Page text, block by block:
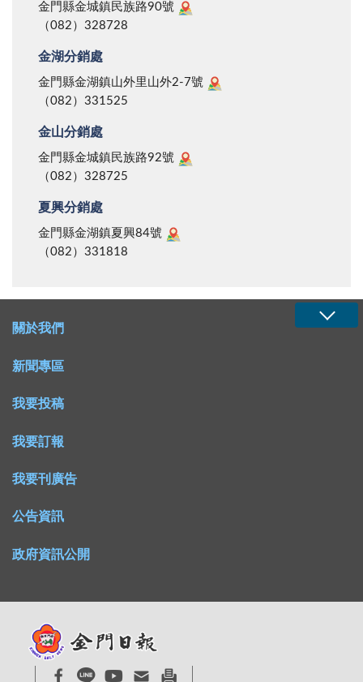
金門縣金城鎮民族路90號
（082）328728
金湖分銷處
金門縣金湖鎮山外里山外2-7號
（082）331525
金山分銷處
金門縣金城鎮民族路92號
（082）328725
夏興分銷處
金門縣金湖鎮夏興84號
（082）331818
關於我們
新聞專區
我要投稿
我要訂報
我要刊廣告
公告資訊
政府資訊公開